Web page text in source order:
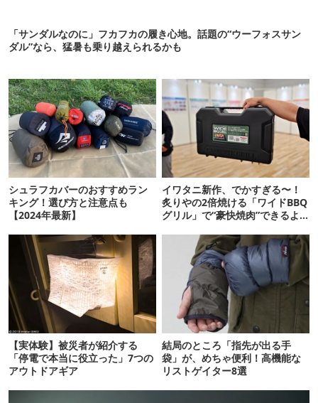
「サンダルなのに」フカフカの履き心地。話題の“ウーフォスサン
ダル”なら、猛暑も乗り越えられるかも
シュラフカバーのおすすめラン
キング！選び方と注意点も
【2024年最新】
イワタニ新作、でかすぎる〜！
炙りやの2倍焼ける「ワイドBBQ
グリル」で“豪快焼肉”できるよ
【実体験】被災者が紹介する
「停電で本当に役立った」7つの
アウトドアギア
結局のところ「指先が出る手
袋」が、めちゃ便利！高機能な
リストゲイター8選